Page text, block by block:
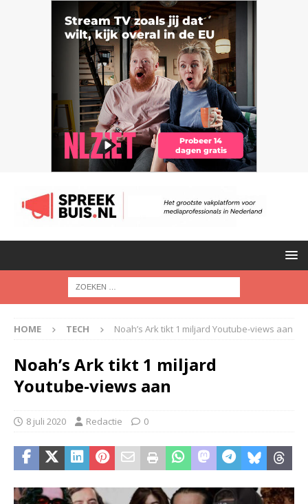
HOME TECH Noah’s Ark tikt 1 miljard Youtube-views aan
Noah’s Ark tikt 1 miljard
Youtube-views aan
8 juli 2020 Redactie 0